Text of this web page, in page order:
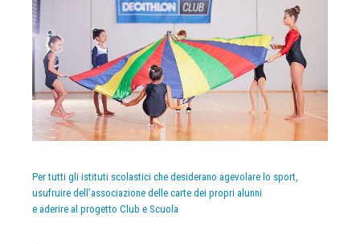
Per tutti gli istituti scolastici che desiderano agevolare lo sport,
usufruire dell’associazione delle carte dei propri alunni
e aderire al progetto Club e Scuola